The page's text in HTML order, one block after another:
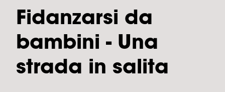
Fidanzarsi da
bambini - Una
strada in salita